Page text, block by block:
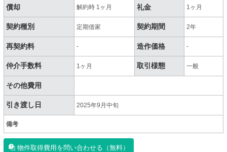
償却 解約時 1ヶ月 礼金 1ヶ月
契約種別 定期借家 契約期間 2年
再契約料 - 造作価格 -
仲介手数料 1ヶ月 取引様態 一般
その他費用
引き渡し日 2025年9月中旬
備考
物件取得費用を問い合わせる（無料）